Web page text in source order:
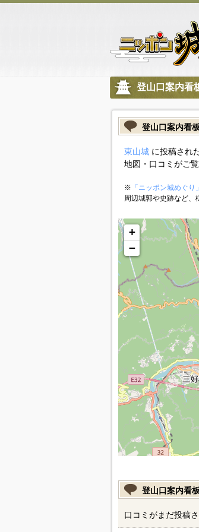
登山口案内看
登山口案内看
東山城に投稿され
地図・口コミがご覧
※ 「ニッポン城めぐり
周辺城郭や史跡など、
+
−
登山口案内看
口コミがまだ投稿